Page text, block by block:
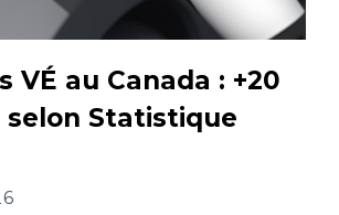
VÉ au Canada : +20
selon Statistique